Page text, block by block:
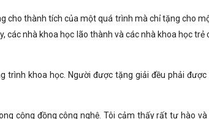
cho thành tích của một quá trình mà chỉ tặng cho
các nhà khoa học lão thành và các nhà khoa học trẻ
trình khoa học. Người được tặng giải đều phải được
cộng đồng công nghệ. Tôi cảm thấy rất tự hào và